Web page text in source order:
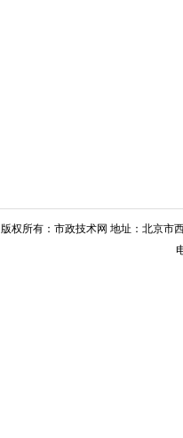
版权所有：市政技术网 地址：北京市